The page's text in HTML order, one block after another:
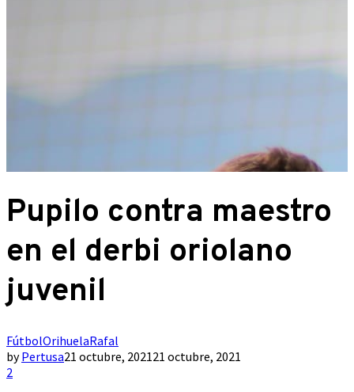
Pupilo contra maestro
en el derbi oriolano
juvenil
FútbolOrihuelaRafal
byPertusa21 octubre, 202121 octubre, 2021
2